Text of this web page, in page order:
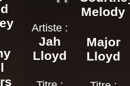
Artiste :
Jah
Lloyd
Melody
Major
Lloyd